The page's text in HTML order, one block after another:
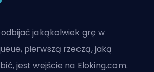
jakąkolwiek grę w
, pierwszą rzeczą, jaką
jest wejście na Eloking.com.